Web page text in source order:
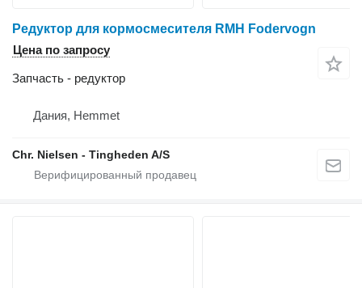
Редуктор для кормосмесителя RMH Fodervogn
Цена по запросу
Запчасть - редуктор
Дания, Hemmet
Chr. Nielsen - Tingheden A/S